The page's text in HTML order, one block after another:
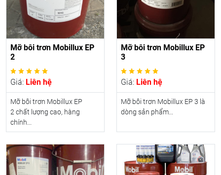
Mỡ bôi trơn Mobillux EP
2
Giá: Liên hệ
Mỡ bôi trơn Mobillux EP
2 chất lượng cao, hàng
chính...
Mỡ bôi trơn Mobillux EP
3
Giá: Liên hệ
Mỡ bôi trơn Mobillux EP 3 là
dòng sản phẩm...